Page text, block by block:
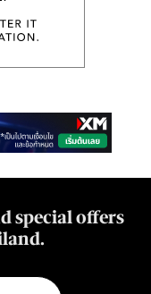
special offers